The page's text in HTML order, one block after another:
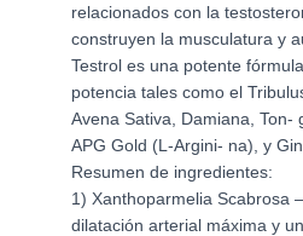
relacionados con la
construyen la musculatura y
Testrol es una potente
potencia tales como el
Avena Sativa, Damiana, Ton-
APG Gold (L-Argini- na), y
Resumen de ingredientes:
1) Xanthoparmelia Scabrosa
dilatación arterial máxima y